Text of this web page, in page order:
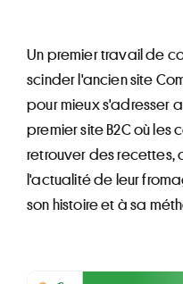
Un premier travail de
scinder l'ancien site
pour mieux s'adresser
premier site B2C où les
retrouver des recettes,
l'actualité de leur
son histoire et à sa